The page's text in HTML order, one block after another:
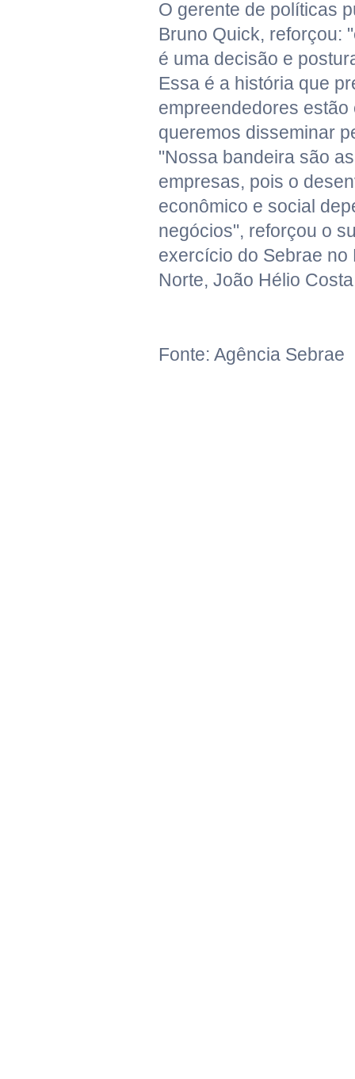
O gerente de políticas
Bruno Quick, reforçou:
é uma decisão e
Essa é a história que
empreendedores estão
queremos disseminar
"Nossa bandeira são
empresas, pois o
econômico e social
negócios", reforçou o
exercício do Sebrae no
Norte, João Hélio
Fonte: Agência Sebrae